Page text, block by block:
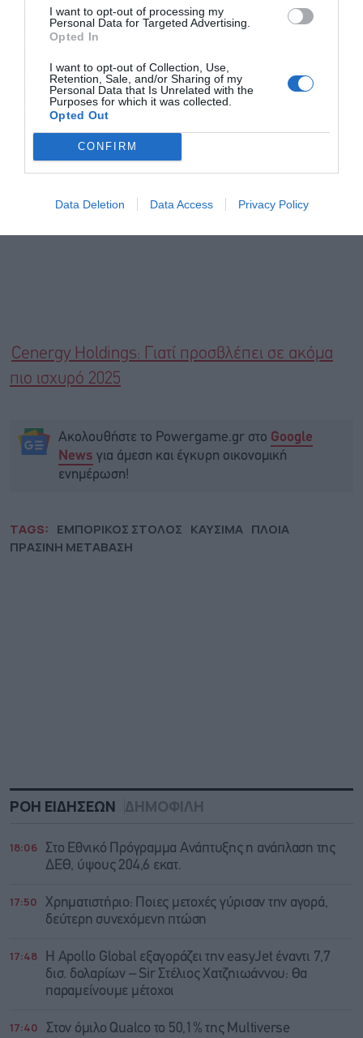
I want to opt-out of processing my
Personal Data for Targeted Advertising.
Opted In
I want to opt-out of Collection, Use,
Retention, Sale, and/or Sharing of my
Personal Data that Is Unrelated with the
Purposes for which it was collected.
Opted Out
CONFIRM
Data Deletion Data Access Privacy Policy
Η συμβολή της Foot Locker στα μεγέθη της
Fourlis σε βάθος 5ετίας
Alpha Bank: Προς νέο ρεκόρ ο ελληνικός
τουρισμός το 2024
Cenergy Holdings: Γιατί προσβλέπει σε ακόμα
πιο ισχυρό 2025
Ακολουθήστε το Powergame.gr στο Google
News για άμεση και έγκυρη οικονομική
ενημέρωση!
TAGS: ΕΜΠΟΡΙΚΟΣ ΣΤΟΛΟΣ ΚΑΥΣΙΜΑ ΠΛΟΙΑ
ΠΡΑΣΙΝΗ ΜΕΤΑΒΑΣΗ
ΡΟΗ ΕΙΔΗΣΕΩΝ ΔΗΜΟΦΙΛΗ
18:06
Στο Εθνικό Πρόγραμμα Ανάπτυξης η ανάπλαση της
ΔΕΘ, ύψους 204,6 εκατ.
17:50
Χρηματιστήριο: Ποιες μετοχές γύρισαν την αγορά,
δεύτερη συνεχόμενη πτώση
17:48
Η Apollo Global εξαγοράζει την easyJet έναντι 7,7
δισ. δολαρίων – Sir Στέλιος Χατζηιωάννου: Θα
παραμείνουμε μέτοχοι
17:40 Στον όμιλο Qualco το 50,1% της Multiverse